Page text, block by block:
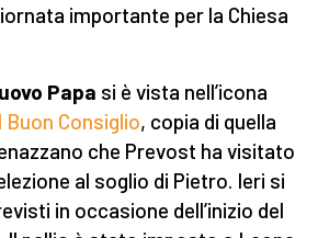
importante per la Chiesa
Papa si è vista nell’icona
Buon Consiglio, copia di quella
che Prevost ha visitato
al soglio di Pietro. Ieri si
in occasione dell’inizio del